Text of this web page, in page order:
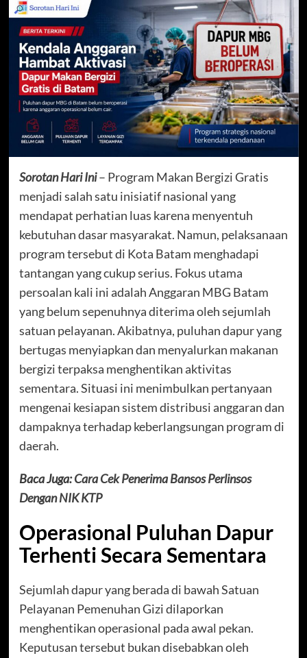
Sorotan Hari Ini– Program Makan Bergizi Gratis
menjadi salah satu inisiatif nasional yang
mendapat perhatian luas karena menyentuh
kebutuhan dasar masyarakat. Namun, pelaksanaan
program tersebut di Kota Batam menghadapi
tantangan yang cukup serius. Fokus utama
persoalan kali ini adalah Anggaran MBG Batam
yang belum sepenuhnya diterima oleh sejumlah
satuan pelayanan. Akibatnya, puluhan dapur yang
bertugas menyiapkan dan menyalurkan makanan
bergizi terpaksa menghentikan aktivitas
sementara. Situasi ini menimbulkan pertanyaan
mengenai kesiapan sistem distribusi anggaran dan
dampaknya terhadap keberlangsungan program di
daerah.
Baca Juga:Cara Cek Penerima Bansos Perlinsos
Dengan NIK KTP
Operasional Puluhan Dapur
Terhenti Secara Sementara
Sejumlah dapur yang berada di bawah Satuan
Pelayanan Pemenuhan Gizi dilaporkan
menghentikan operasional pada awal pekan.
Keputusan tersebut bukan disebabkan oleh